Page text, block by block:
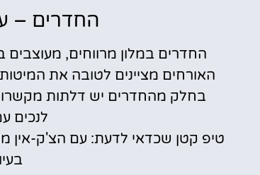
החדרים –
החדרים במלון מרווחים, מעוצבים
האורחים מציינים לטובה את
בחלק מהחדרים יש דלתות
לנכים
טיפ קטן שכדאי לדעת: עם הצ'ק-אין